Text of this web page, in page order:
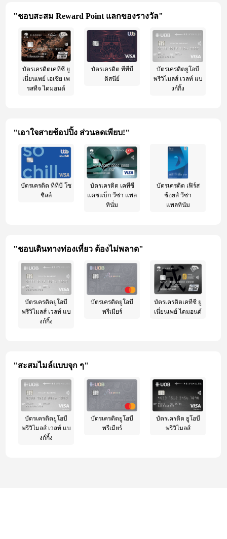
"ชอบสะสม Reward Point แลกของรางวัล"
บัตรเครดิตเคทีซี ยู
เนี่ยนเพย์ เอเชีย เพ
รสทีจ ไดมอนด์
บัตรเครดิต ทีทีบี
ดิสนีย์
บัตรเครดิตยูโอบี
พรีวิไมลส์ เวลท์ แบ
งก์กิ้ง
"เอาใจสายช้อปปิ้ง ส่วนลดเพียบ!"
บัตรเครดิต ทีทีบี โซ
ชิลล์
บัตรเครดิต เคทีซี
แคชแบ็ก วีซ่า แพล
ทินั่ม
บัตรเครดิต เฟิร์ส
ช้อยส์ วีซ่า
แพลทินัม
"ชอบเดินทางท่องเที่ยว ต้องไม่พลาด"
บัตรเครดิตยูโอบี
พรีวิไมลส์ เวลท์ แบ
งก์กิ้ง
บัตรเครดิตยูโอบี
พรีเมียร์
บัตรเครดิตเคทีซี ยู
เนี่ยนเพย์ ไดมอนด์
"สะสมไมล์แบบจุก ๆ"
บัตรเครดิตยูโอบี
พรีวิไมลส์ เวลท์ แบ
งก์กิ้ง
บัตรเครดิตยูโอบี
พรีเมียร์
บัตรเครดิต ยูโอบี
พรีวิไมลส์